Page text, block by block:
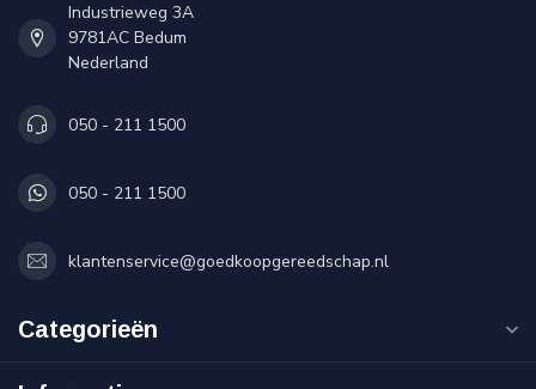
Industrieweg 3A
9781AC Bedum
Nederland
050 - 211 1500
050 - 211 1500
klantenservice@goedkoopgereedschap.nl
Categorieën